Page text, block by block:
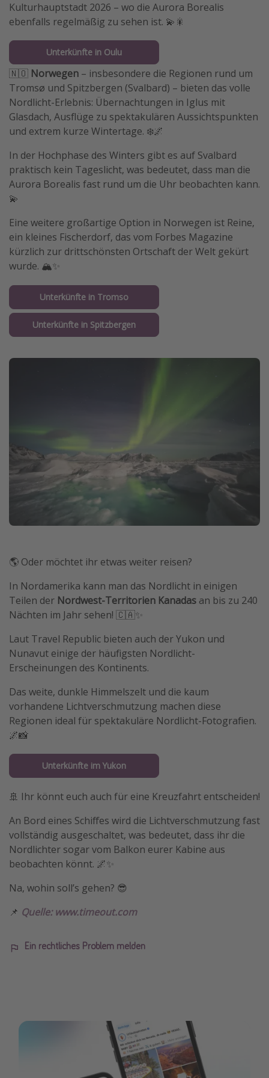
Kulturhauptstadt 2026 – wo die Aurora Borealis
ebenfalls regelmäßig zu sehen ist. 💫🎇
Unterkünfte in Oulu
🇳🇴 Norwegen – insbesondere die Regionen rund um
Tromsø und Spitzbergen (Svalbard) – bieten das volle
Nordlicht-Erlebnis: Übernachtungen in Iglus mit
Glasdach, Ausflüge zu spektakulären Aussichtspunkten
und extrem kurze Wintertage. ❄️🌌
In der Hochphase des Winters gibt es auf Svalbard
praktisch kein Tageslicht, was bedeutet, dass man die
Aurora Borealis fast rund um die Uhr beobachten kann.
💫
Eine weitere großartige Option in Norwegen ist Reine,
ein kleines Fischerdorf, das vom Forbes Magazine
kürzlich zur drittschönsten Ortschaft der Welt gekürt
wurde. 🏔️✨
Unterkünfte in Tromso
Unterkünfte in Spitzbergen
🌎 Oder möchtet ihr etwas weiter reisen?
In Nordamerika kann man das Nordlicht in einigen
Teilen der Nordwest-Territorien Kanadas an bis zu 240
Nächten im Jahr sehen! 🇨🇦✨
Laut Travel Republic bieten auch der Yukon und
Nunavut einige der häufigsten Nordlicht-
Erscheinungen des Kontinents.
Das weite, dunkle Himmelszelt und die kaum
vorhandene Lichtverschmutzung machen diese
Regionen ideal für spektakuläre Nordlicht-Fotografien.
🌌📸
Unterkünfte im Yukon
🚢 Ihr könnt euch auch für eine Kreuzfahrt entscheiden!
An Bord eines Schiffes wird die Lichtverschmutzung fast
vollständig ausgeschaltet, was bedeutet, dass ihr die
Nordlichter sogar vom Balkon eurer Kabine aus
beobachten könnt. 🌌✨
Na, wohin soll’s gehen? 😎
📌 Quelle: www.timeout.com
Ein rechtliches Problem melden